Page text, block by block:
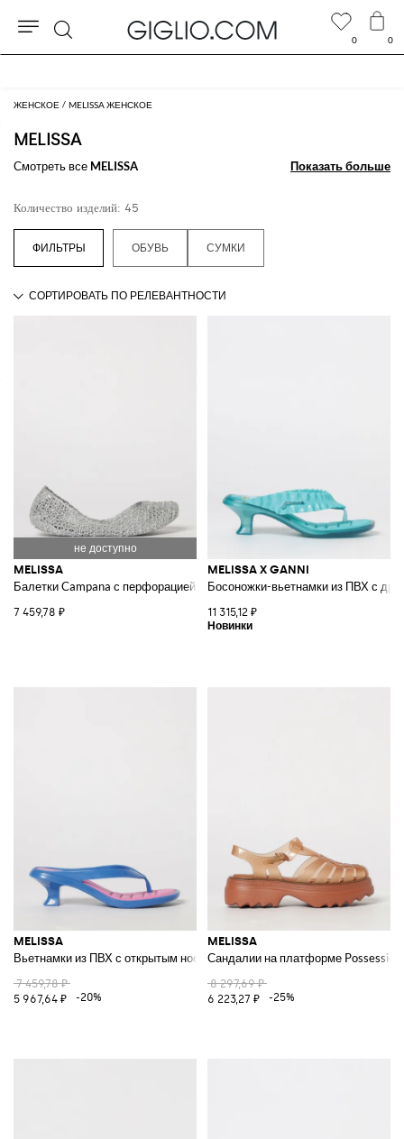
ЖЕНСКОЕ MELISSA ЖЕНСКОЕ
MELISSA
Смотреть все MELISSA Показать больше
Показать больше
Количество изделий: 45
ОБУВЬ СУМКИ
MELISSA
Балетки Campana с перфорацией из ПВХ с блестками и круглым носком
7 459,78 ₽
MELISSA X GANNI
Босоножки-вьетнамки из ПВХ с
11 315,12 ₽
MELISSA
Вьетнамки из ПВХ с открытым носком на среднем каблуке
7 459,78 ₽
5 967,64 ₽
-20%
MELISSA
Сандалии на платформе
8 297,69 ₽
6 223,27 ₽
-25%
0 0
Поиск